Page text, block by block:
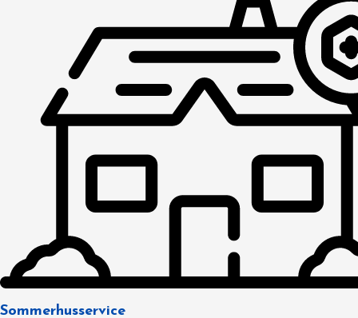
Sommerhusservice